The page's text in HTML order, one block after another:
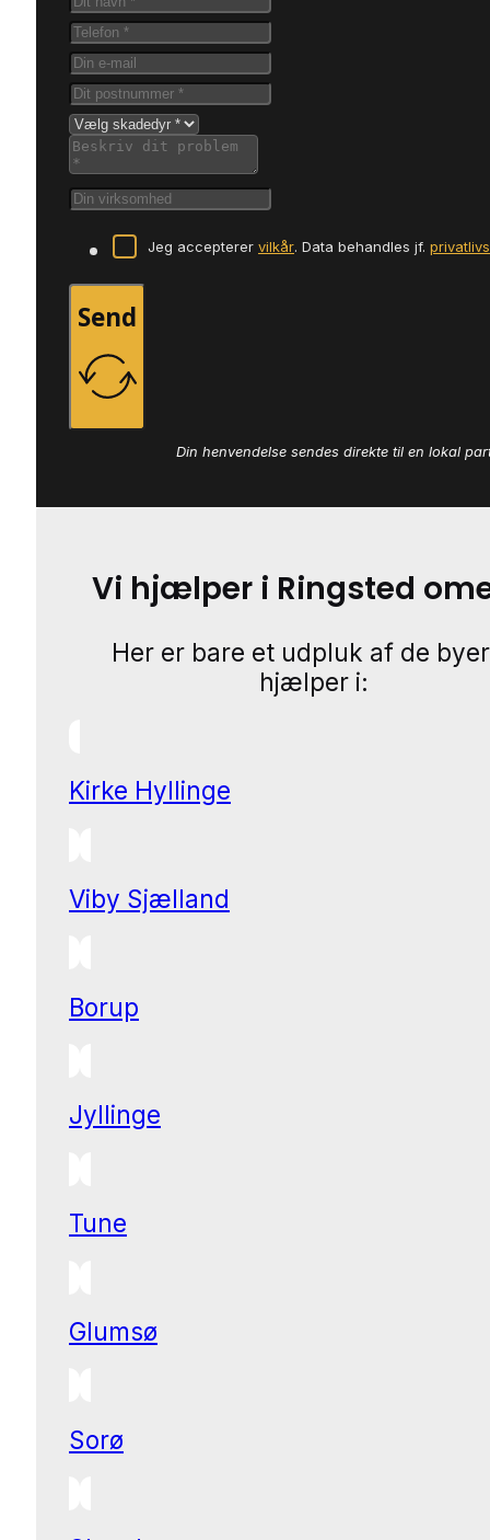
Jeg accepterer vilkår. Data behandles jf.
Send
Din henvendelse sendes direkte til en lokal
Vi hjælper i Ringsted
Her er bare et udpluk af de
hjælper i:
Kirke Hyllinge
Viby Sjælland
Borup
Jyllinge
Tune
Glumsø
Sorø